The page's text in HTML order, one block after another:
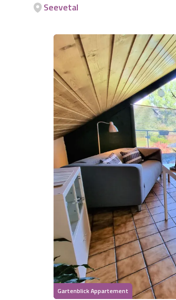
Seevetal
Gartenblick Appartement